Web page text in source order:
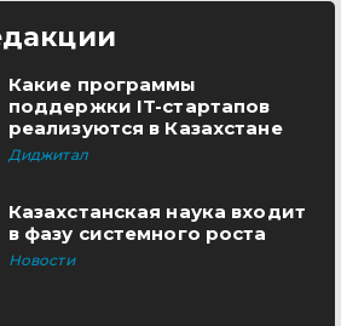
Какие программы
поддержки IT-стартапов
реализуются в Казахстане
Диджитал
Казахстанская наука входит
в фазу системного роста
Новости